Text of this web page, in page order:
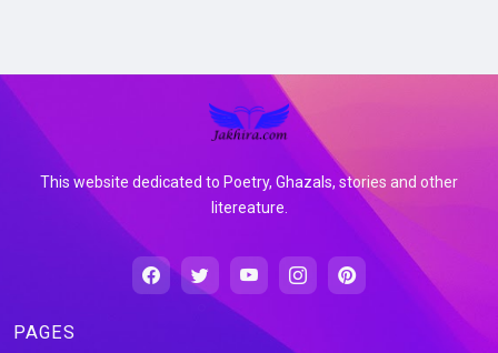
This website dedicated to Poetry, Ghazals, stories and other
litereature.
PAGES